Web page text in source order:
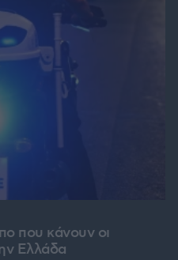
που κάνουν οι
Ελλάδα